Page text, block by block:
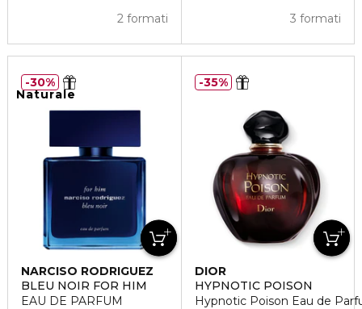
2 formati 3 formati
Naturale
NARCISO RODRIGUEZ
BLEU NOIR FOR HIM
EAU DE PARFUM
30%
DIOR
HYPNOTIC POISON
Hypnotic Poison Eau de
35%